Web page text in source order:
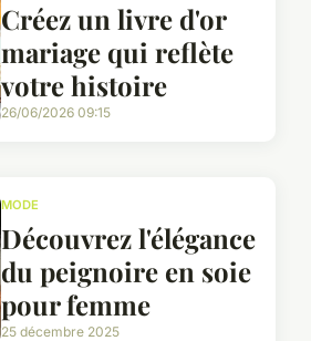
Créez un livre d'or
mariage qui reflète
votre histoire
26/06/2026 09:15
MODE
Découvrez l'élégance
du peignoire en soie
pour femme
25 décembre 2025